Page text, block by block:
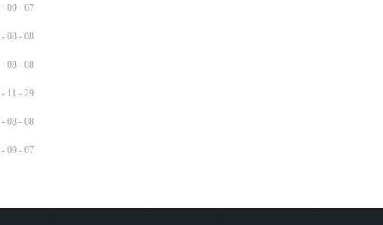
- 09 - 07
- 08 - 08
- 08 - 08
- 11 - 29
- 08 - 08
- 09 - 07